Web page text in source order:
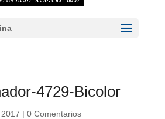
4729-Bicolor
| 0 Comentarios